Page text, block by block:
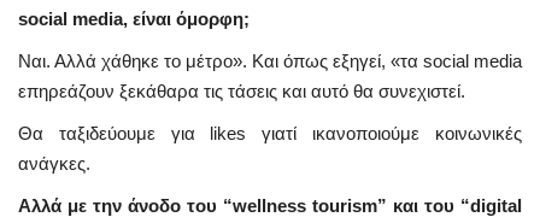
social media, είναι όμορφη;
Ναι. Αλλά χάθηκε το μέτρο». Και όπως εξηγεί, «τα social media
επηρεάζουν ξεκάθαρα τις τάσεις και αυτό θα συνεχιστεί.
Θα ταξιδεύουμε για likes γιατί ικανοποιούμε κοινωνικές
ανάγκες.
Αλλά με την άνοδο του “wellness tourism” και του “digital